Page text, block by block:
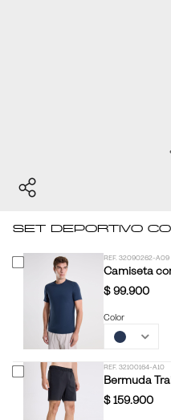
Set Deportivo
REF. 32090262-A09
Camiseta
$ 99.900
Color
REF. 32100164-A10
Bermuda
$ 159.900